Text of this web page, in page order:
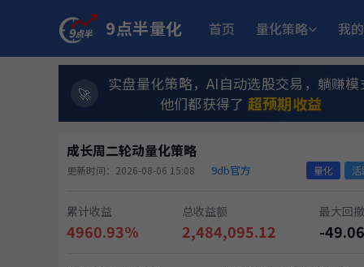
9点半量化 首页 量化策略 我
实盘量化策略，AI自动选股交易，躺赚模
他们都获得了 超预期收益
成长周二轮动量化策略
更新时间：2026-08-06 15:08 9db官方 量化 活
累计收益
4960.93%
总收益额
2,484,095.12
最大回撤
-